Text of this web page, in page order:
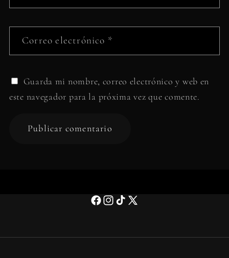
Correo electrónico *
Guarda mi nombre, correo electrónico y web en
este navegador para la próxima vez que comente.
Facebook
Instagram
TikTok
X